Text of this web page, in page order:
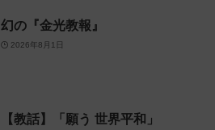
幻の『金光教報』
2026年8月1日
【教話】「願う 世界平和」